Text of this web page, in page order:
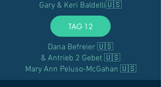
Gary & Keri Baldelli🇺🇸
TAG 12
Dana Befreier 🇺🇸
& Antrieb 2 Gebet 🇺🇸
Mary Ann Peluso-McGahan 🇺🇸